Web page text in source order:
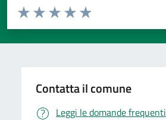
Valuta da 1 a 5 stelle la pagina
Valuta 5 stelle su 5
Valuta 4 stelle su 5
Valuta 3 stelle su 5
Valuta 2 stelle su 5
Valuta 1 stelle su 5
Contatta il comune
Leggi le domande frequenti